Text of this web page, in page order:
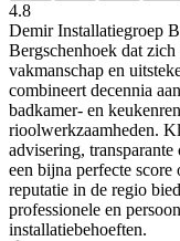
4.8
Demir Installatiegroep
Bergschenhoek dat
vakmanschap en
combineert decennia
badkamer- en
rioolwerkzaamheden.
advisering,
een bijna perfecte
reputatie in de regio
professionele en
installatiebehoeften.